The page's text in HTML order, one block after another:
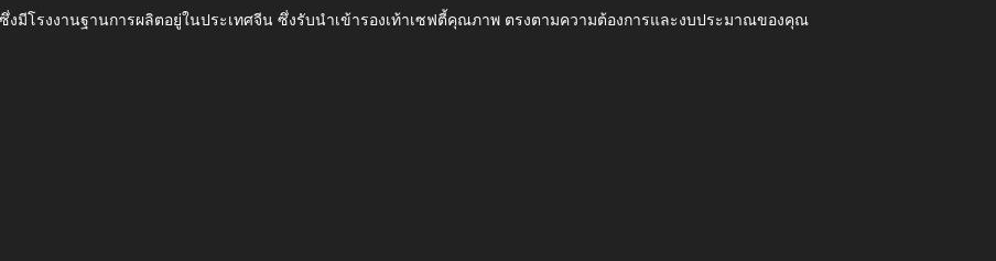
งมีโรงงานฐานการผลิตอยู่ในประเทศจีน ซึ่งรับนำเข้ารองเท้าเซฟตี้คุณภาพ ตรงตามความต้องการและงบประมาณของคุณ